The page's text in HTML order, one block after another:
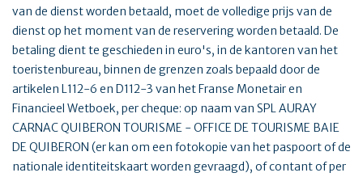
van de dienst worden betaald, moet de volledige prijs van de
dienst op het moment van de reservering worden betaald. De
betaling dient te geschieden in euro's, in de kantoren van het
toeristenbureau, binnen de grenzen zoals bepaald door de
artikelen L112-6 en D112-3 van het Franse Monetair en
Financieel Wetboek, per cheque: op naam van SPL AURAY
CARNAC QUIBERON TOURISME - OFFICE DE TOURISME BAIE
DE QUIBERON (er kan om een fotokopie van het paspoort of de
nationale identiteitskaart worden gevraagd), of contant of per